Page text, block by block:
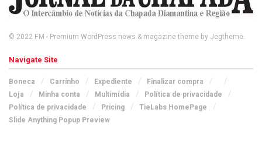
© 2022 FM - Premium WordPress news & magazine theme by Jegtheme.
Navigate Site
Boneca Carrinho Expediente
Finalizar compra
Loja
Minha conta Multimídia
Política de privacidade
Política de privacidade
Pricing
TieLabs HomePage
Slide Anything Popup Preview